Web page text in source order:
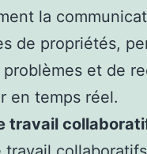
la
de propriétés,
et de
en temps réel.
travail